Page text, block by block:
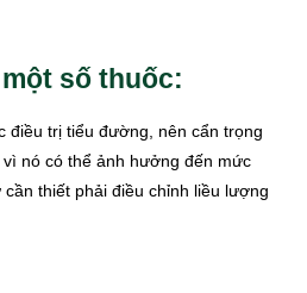
số thuốc:
điều trị tiểu đường, nên cẩn trọng
nó có thể ảnh hưởng đến mức
thiết phải điều chỉnh liều lượng